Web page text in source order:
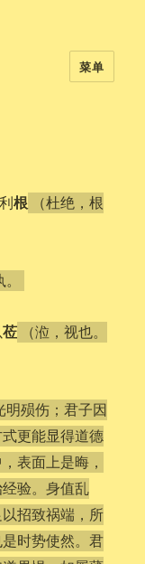
菜单
根
（杜绝，根
莅
（涖，视也。
明殒伤；君子因
更能显得道德
表面上是晦，
验。身值乱
招致祸端，所
时势使然。君